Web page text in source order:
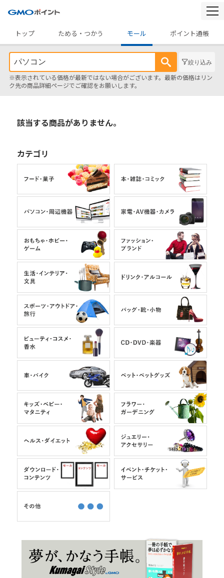
トップ
ためる・つかう モール ポイント通帳
絞り込み
※表示されている価格が最新ではない場合がございます。最新の価格はリン
ク先の商品詳細ページでご確認をお願いします。
該当する商品がありません。
カテゴリ